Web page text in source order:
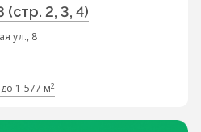
(стр. 2, 3, 4)
ул., 8
1 577 м2